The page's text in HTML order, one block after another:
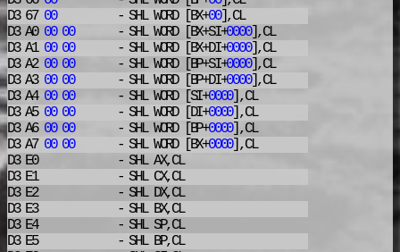
D3 67 00 - SHLWORD [BX+00],CL
D3 A0 00 00 - SHLWORD [BX+SI+0000],CL
D3 A1 00 00 - SHLWORD [BX+DI+0000],CL
D3 A2 00 00 - SHLWORD [BP+SI+0000],CL
D3 A3 00 00 - SHLWORD [BP+DI+0000],CL
D3 A4 00 00 - SHLWORD [SI+0000],CL
D3 A5 00 00 - SHLWORD [DI+0000],CL
D3 A6 00 00 - SHLWORD [BP+0000],CL
D3 A7 00 00 - SHLWORD [BX+0000],CL
D3 E0
- SHLAX,CL
D3 E1
- SHLCX,CL
D3 E2
- SHLDX,CL
D3 E3
- SHLBX,CL
D3 E4
- SHLSP,CL
D3 E5
- SHLBP,CL